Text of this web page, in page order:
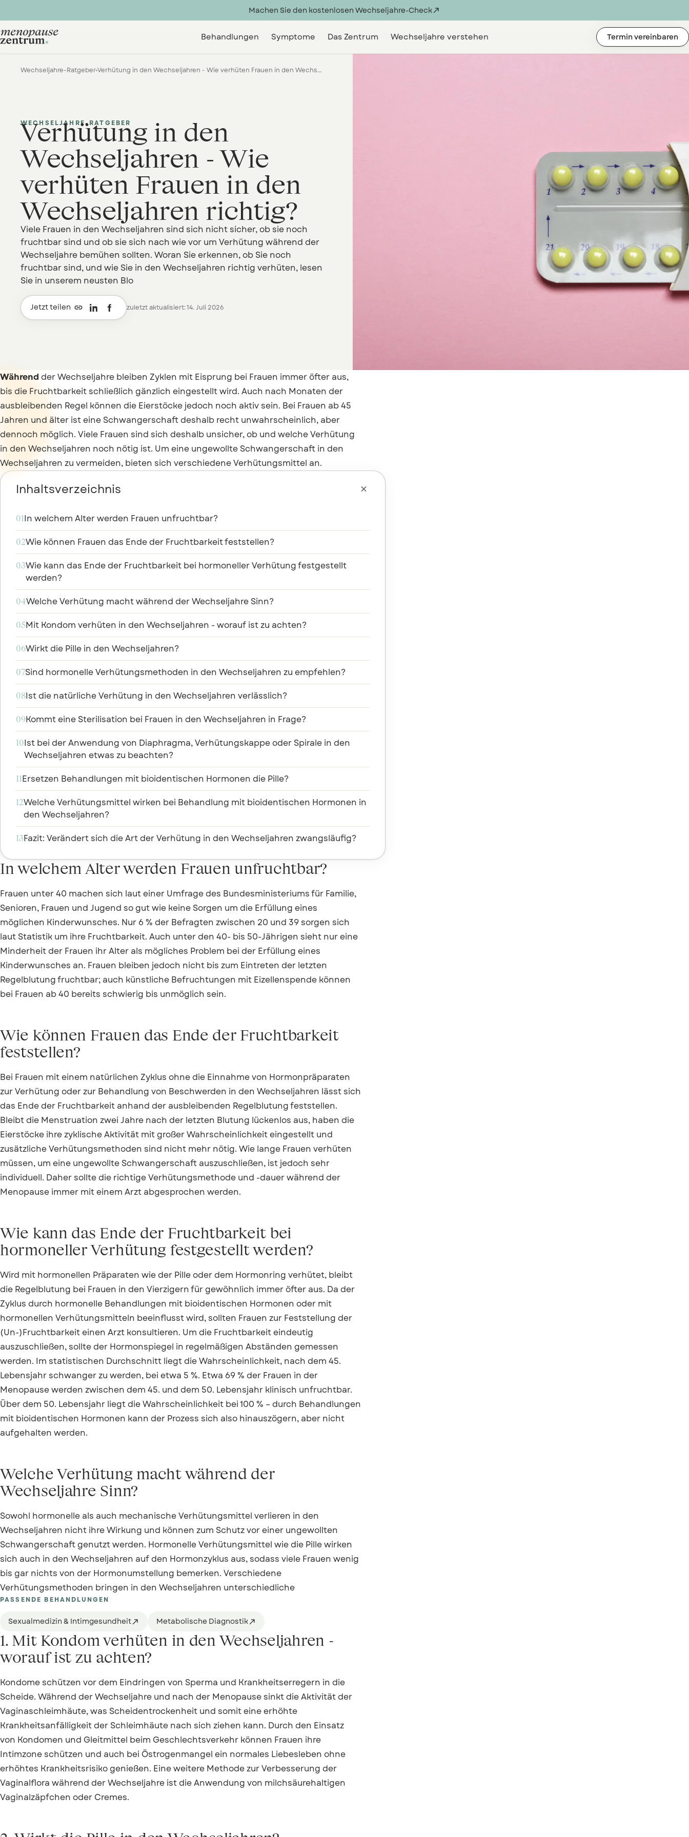
Machen Sie den kostenlosen Wechseljahre-Check
Behandlungen Symptome Das Zentrum Wechseljahre verstehen Termin vereinbaren
Wechseljahre-Ratgeber Verhütung in den Wechseljahren - Wie verhüten Frauen in den Wechseljahren richtig?
WECHSELJAHRE-RATGEBER
Verhütung in den
Wechseljahren - Wie
verhüten Frauen in den
Wechseljahren richtig?
Viele Frauen in den Wechseljahren sind sich nicht sicher, ob sie noch
fruchtbar sind und ob sie sich nach wie vor um Verhütung während der
Wechseljahre bemühen sollten. Woran Sie erkennen, ob Sie noch
fruchtbar sind, und wie Sie in den Wechseljahren richtig verhüten, lesen
Sie in unserem neusten Blo
Jetzt teilen  zuletzt aktualisiert: 14. Juli 2026
Während der Wechseljahre bleiben Zyklen mit Eisprung bei Frauen immer öfter aus,
bis die Fruchtbarkeit schließlich gänzlich eingestellt wird. Auch nach Monaten der
ausbleibenden Regel können die Eierstöcke jedoch noch aktiv sein. Bei Frauen ab 45
Jahren und älter ist eine Schwangerschaft deshalb recht unwahrscheinlich, aber
dennoch möglich. Viele Frauen sind sich deshalb unsicher, ob und welche Verhütung
in den Wechseljahren noch nötig ist. Um eine ungewollte Schwangerschaft in den
Wechseljahren zu vermeiden, bieten sich verschiedene Verhütungsmittel an.
Inhaltsverzeichnis 
01In welchem Alter werden Frauen unfruchtbar?
02Wie können Frauen das Ende der Fruchtbarkeit feststellen?
03Wie kann das Ende der Fruchtbarkeit bei hormoneller Verhütung festgestellt
werden?
04Welche Verhütung macht während der Wechseljahre Sinn?
05Mit Kondom verhüten in den Wechseljahren - worauf ist zu achten?
06Wirkt die Pille in den Wechseljahren?
07Sind hormonelle Verhütungsmethoden in den Wechseljahren zu empfehlen?
08Ist die natürliche Verhütung in den Wechseljahren verlässlich?
09Kommt eine Sterilisation bei Frauen in den Wechseljahren in Frage?
10Ist bei der Anwendung von Diaphragma, Verhütungskappe oder Spirale in den
Wechseljahren etwas zu beachten?
11Ersetzen Behandlungen mit bioidentischen Hormonen die Pille?
12Welche Verhütungsmittel wirken bei Behandlung mit bioidentischen Hormonen in
den Wechseljahren?
13Fazit: Verändert sich die Art der Verhütung in den Wechseljahren zwangsläufig?
In welchem Alter werden Frauen unfruchtbar?
Frauen unter 40 machen sich laut einer Umfrage des Bundesministeriums für Familie,
Senioren, Frauen und Jugend so gut wie keine Sorgen um die Erfüllung eines
möglichen Kinderwunsches. Nur 6 % der Befragten zwischen 20 und 39 sorgen sich
laut Statistik um ihre Fruchtbarkeit. Auch unter den 40- bis 50-Jährigen sieht nur eine
Minderheit der Frauen ihr Alter als mögliches Problem bei der Erfüllung eines
Kinderwunsches an. Frauen bleiben jedoch nicht bis zum Eintreten der letzten
Regelblutung fruchtbar; auch künstliche Befruchtungen mit Eizellenspende können
bei Frauen ab 40 bereits schwierig bis unmöglich sein.
Wie können Frauen das Ende der Fruchtbarkeit
feststellen?
Bei Frauen mit einem natürlichen Zyklus ohne die Einnahme von Hormonpräparaten
zur Verhütung oder zur Behandlung von Beschwerden in den Wechseljahren lässt sich
das Ende der Fruchtbarkeit anhand der ausbleibenden Regelblutung feststellen.
Bleibt die Menstruation zwei Jahre nach der letzten Blutung lückenlos aus, haben die
Eierstöcke ihre zyklische Aktivität mit großer Wahrscheinlichkeit eingestellt und
zusätzliche Verhütungsmethoden sind nicht mehr nötig. Wie lange Frauen verhüten
müssen, um eine ungewollte Schwangerschaft auszuschließen, ist jedoch sehr
individuell. Daher sollte die richtige Verhütungsmethode und -dauer während der
Menopause immer mit einem Arzt abgesprochen werden.
Wie kann das Ende der Fruchtbarkeit bei
hormoneller Verhütung festgestellt werden?
Wird mit hormonellen Präparaten wie der Pille oder dem Hormonring verhütet, bleibt
die Regelblutung bei Frauen in den Vierzigern für gewöhnlich immer öfter aus. Da der
Zyklus durch hormonelle Behandlungen mit bioidentischen Hormonen oder mit
hormonellen Verhütungsmitteln beeinflusst wird, sollten Frauen zur Feststellung der
(Un-)Fruchtbarkeit einen Arzt konsultieren. Um die Fruchtbarkeit eindeutig
auszuschließen, sollte der Hormonspiegel in regelmäßigen Abständen gemessen
werden. Im statistischen Durchschnitt liegt die Wahrscheinlichkeit, nach dem 45.
Lebensjahr schwanger zu werden, bei etwa 5 %. Etwa 69 % der Frauen in der
Menopause werden zwischen dem 45. und dem 50. Lebensjahr klinisch unfruchtbar.
Über dem 50. Lebensjahr liegt die Wahrscheinlichkeit bei 100 % – durch Behandlungen
mit bioidentischen Hormonen kann der Prozess sich also hinauszögern, aber nicht
aufgehalten werden.
Welche Verhütung macht während der
Wechseljahre Sinn?
Sowohl hormonelle als auch mechanische Verhütungsmittel verlieren in den
Wechseljahren nicht ihre Wirkung und können zum Schutz vor einer ungewollten
Schwangerschaft genutzt werden. Hormonelle Verhütungsmittel wie die Pille wirken
sich auch in den Wechseljahren auf den Hormonzyklus aus, sodass viele Frauen wenig
bis gar nichts von der Hormonumstellung bemerken. Verschiedene
Verhütungsmethoden bringen in den Wechseljahren unterschiedliche
PASSENDE BEHANDLUNGEN
Sexualmedizin & Intimgesundheit Metabolische Diagnostik
1. Mit Kondom verhüten in den Wechseljahren -
worauf ist zu achten?
Kondome schützen vor dem Eindringen von Sperma und Krankheitserregern in die
Scheide. Während der Wechseljahre und nach der Menopause sinkt die Aktivität der
Vaginaschleimhäute, was Scheidentrockenheit und somit eine erhöhte
Krankheitsanfälligkeit der Schleimhäute nach sich ziehen kann. Durch den Einsatz
von Kondomen und Gleitmittel beim Geschlechtsverkehr können Frauen ihre
Intimzone schützen und auch bei Östrogenmangel ein normales Liebesleben ohne
erhöhtes Krankheitsrisiko genießen. Eine weitere Methode zur Verbesserung der
Vaginalflora während der Wechseljahre ist die Anwendung von milchsäurehaltigen
Vaginalzäpfchen oder Cremes.